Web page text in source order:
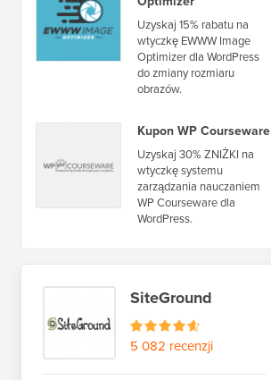
Uzyskaj 15% rabatu na
wtyczkę EWWW Image
Optimizer dla WordPress
do zmiany rozmiaru
obrazów.
Kupon WP Courseware
Uzyskaj 30% ZNIŻKI na
wtyczkę systemu
zarządzania nauczaniem
WP Courseware dla
WordPress.
SiteGround
5 082 recenzji